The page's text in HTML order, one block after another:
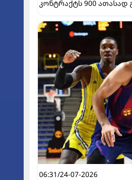
კონტრაქტს 900 ათასად
06:31/24-07-2026